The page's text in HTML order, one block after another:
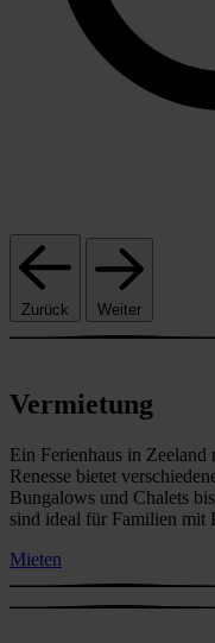
Zurück Weiter
Vermietung
Ein Ferienhaus in Zeeland
Renesse bietet
Bungalows und Chalets
sind ideal für Familien mit
Mieten